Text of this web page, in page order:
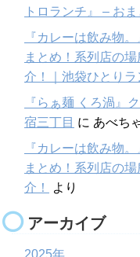
トロランチ』 – お
『カレーは飲み物
まとめ！系列店の
介！｜池袋ひとりラ
『らぁ麺 くろ渦』
宿三丁目 に あべち
『カレーは飲み物
まとめ！系列店の
介！
より
アーカイブ